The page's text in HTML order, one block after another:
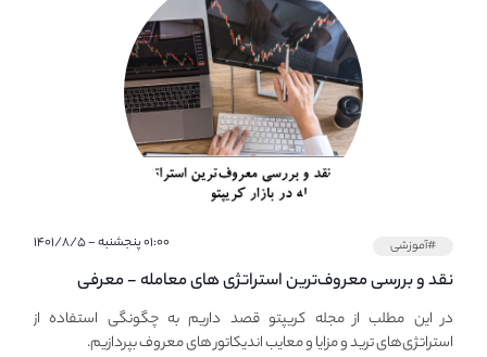
#آموزشی ۰۱:۰۰ پنجشنبه - ۱۴۰۱/۸/۵
نقد و بررسی معروف‌ترین استراتژی های معامله - معرفی
استراتژی های مهم ترید در بازار کریپتو
در این مطلب از مجله کریپتو قصد داریم به چگونگی استفاده از
استراتژی‌های ترید و مزایا و معایب اندیکاتور های معروف بپردازیم.